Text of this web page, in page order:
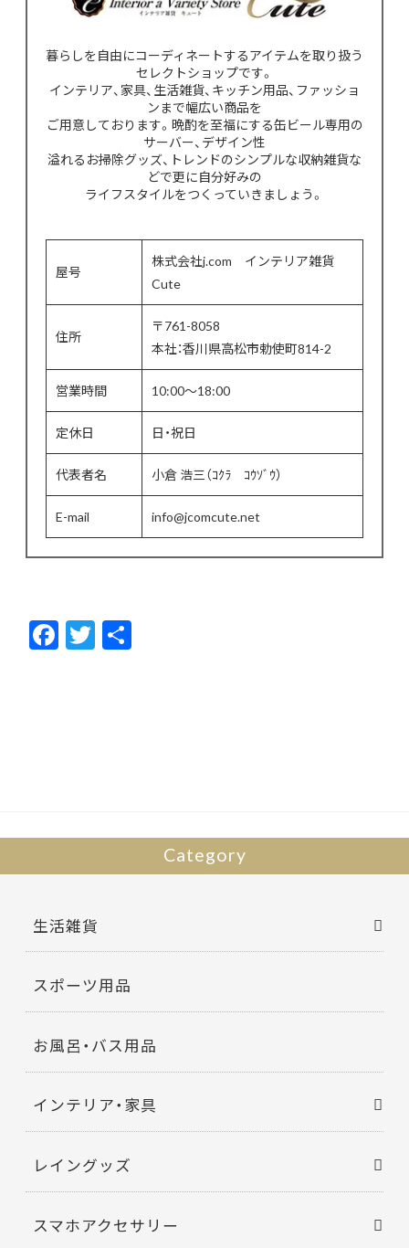
暮らしを自由にコーディネートするアイテムを取り扱う
セレクトショップです。
インテリア、家具、生活雑貨、キッチン用品、ファッショ
ンまで幅広い商品を
ご用意しております。晩酌を至福にする缶ビール専用の
サーバー、デザイン性
溢れるお掃除グッズ、トレンドのシンプルな収納雑貨な
どで更に自分好みの
ライフスタイルをつくっていきましょう。
屋号
株式会社j.com インテリア雑貨
Cute
住所
〒761-8058
本社：香川県高松市勅使町814-2
営業時間 10:00〜18:00
定休日 日・祝日
代表者名 小倉 浩三（ｺｸﾗ ｺｳｿﾞｳ）
E-mail info@jcomcute.net
F
ac
T
w
Category
生活雑貨
スポーツ用品
お風呂・バス用品
インテリア・家具
レイングッズ
スマホアクセサリー